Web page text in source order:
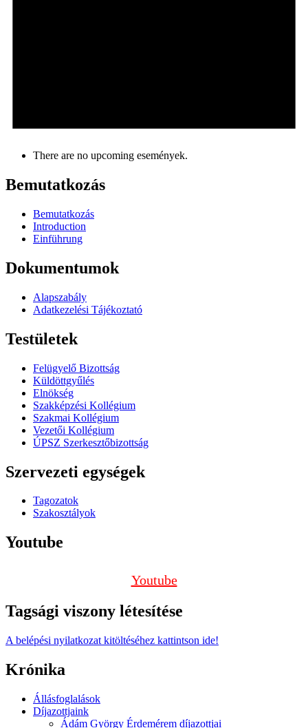
There are no upcoming események.
Bemutatkozás
Bemutatkozás
Introduction
Einführung
Dokumentumok
Alapszabály
Adatkezelési Tájékoztató
Testületek
Felügyelő Bizottság
Küldöttgyűlés
Elnökség
Szakképzési Kollégium
Szakmai Kollégium
Vezetői Kollégium
ÚPSZ Szerkesztőbizottság
Szervezeti egységek
Tagozatok
Szakosztályok
Youtube
Youtube
Tagsági viszony létesítése
A belépési nyilatkozat kitöltéséhez kattintson ide!
Krónika
Állásfoglalások
Díjazottjaink
Ádám György Érdemérem díjazottjai